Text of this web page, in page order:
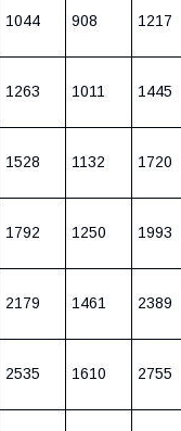
1044 908 1217
1263 1011 1445
1528 1132 1720
1792 1250 1993
2179 1461 2389
2535 1610 2755